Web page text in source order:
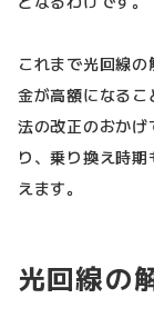
これまで光回線
金が高額になる
法の改正のおか
り、乗り換え時
えます。
光回線の